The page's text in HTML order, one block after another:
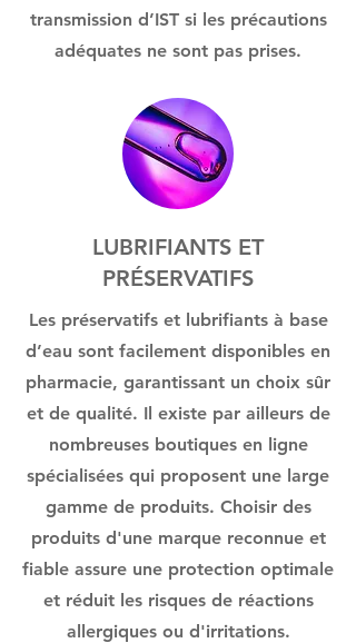
transmission d’IST si les précautions
adéquates ne sont pas prises.
LUBRIFIANTS ET
PRÉSERVATIFS
Les préservatifs et lubrifiants à base
d’eau sont facilement disponibles en
pharmacie, garantissant un choix sûr
et de qualité. Il existe par ailleurs de
nombreuses boutiques en ligne
spécialisées qui proposent une large
gamme de produits. Choisir des
produits d'une marque reconnue et
fiable assure une protection optimale
et réduit les risques de réactions
allergiques ou d'irritations.